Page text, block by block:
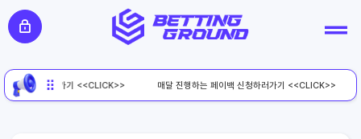
이백 신청하러가기 <<CLICK>> 매달 진행하는 페이백 신청하러가기 <<CLICK>>